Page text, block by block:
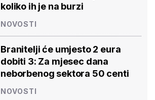
koliko ih je na burzi
NOVOSTI
Branitelji će umjesto 2 eura
dobiti 3: Za mjesec dana
neborbenog sektora 50 centi
NOVOSTI